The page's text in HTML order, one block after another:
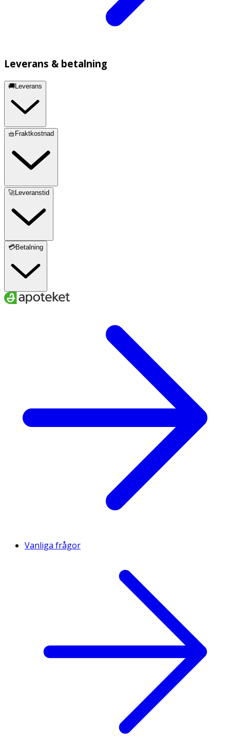
Leverans & betalning
🚚Leverans
🧺Fraktkostnad
🚀Leveranstid
💳Betalning
Vanliga frågor